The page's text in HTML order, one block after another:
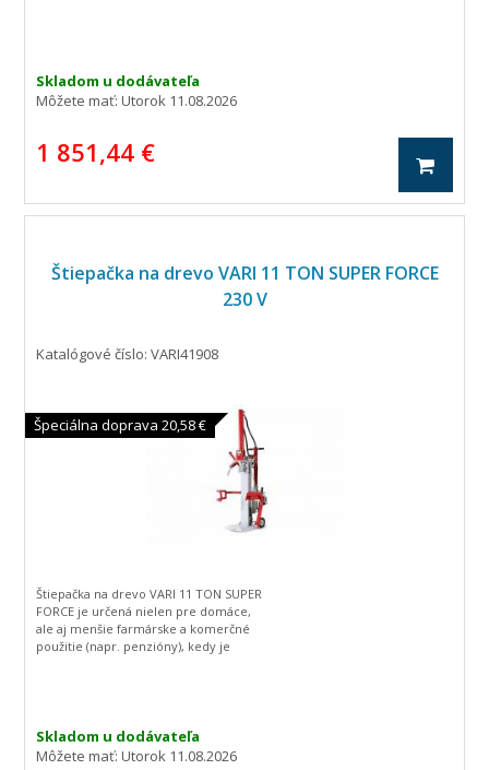
Skladom u dodávateľa
Môžete mať:Utorok 11.08.2026
1 851,44 €
Štiepačka na drevo VARI 11 TON SUPER FORCE
230 V
Špeciálna doprava 20,58 €
Katalógové číslo: VARI41908
Skladom u dodávateľa
Môžete mať:Utorok 11.08.2026
Štiepačka na drevo VARI 11 TON SUPER
FORCE je určená nielen pre domáce,
ale aj menšie farmárske a komerčné
použitie (napr. penzióny), kedy je